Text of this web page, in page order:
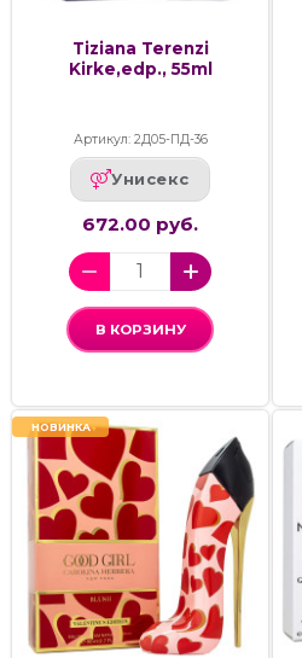
Tiziana Terenzi
Kirke,edp., 55ml
Артикул: 2Д05-ПД-36
Унисекс
672.00 руб.
В КОРЗИНУ
НОВИНКА